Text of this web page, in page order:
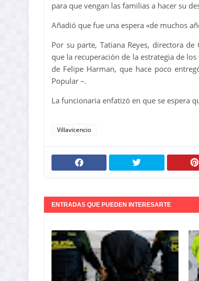
para que vengan las familias a hacer su
Añadió que fue una espera «de muchos
Por su parte, Tatiana Reyes, directora
que la recuperación de la estrategia de
de Felipe Harman, que hace poco
Popular –.
La funcionaria enfatizó en que se espera
Villavicencio
ENTRADAS QUE PUEDEN INTERESARTE